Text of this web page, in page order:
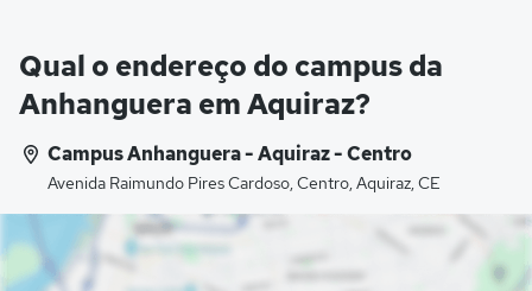
Qual o endereço do campus da
Anhanguera em Aquiraz?
Campus Anhanguera - Aquiraz - Centro
Avenida Raimundo Pires Cardoso, Centro, Aquiraz, CE